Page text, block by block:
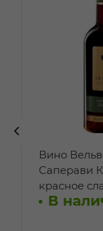
Вино
Саперави
красное
В